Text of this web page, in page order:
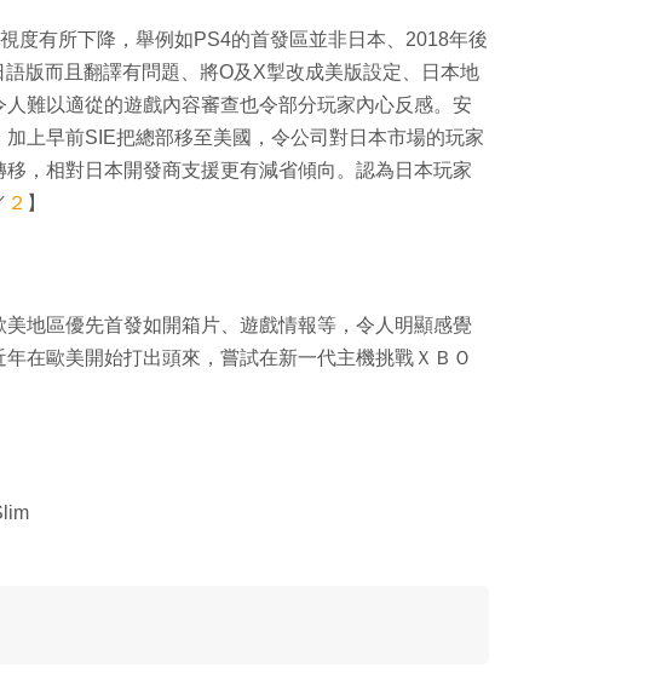
度有所下降，舉例如PS4的首發區並非日本、2018年後
版而且翻譯有問題、將O及X掣改成美版設定、日本地
難以適從的遊戲內容審查也令部分玩家內心反感。安
上早前SIE把總部移至美國，令公司對日本市場的玩家
，相對日本開發商支援更有減省傾向。認為日本玩家
２ 】
地區優先首發如開箱片、遊戲情報等，令人明顯感覺
在歐美開始打出頭來，嘗試在新一代主機挑戰ＸＢＯ